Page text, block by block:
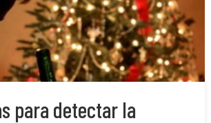
para detectar la